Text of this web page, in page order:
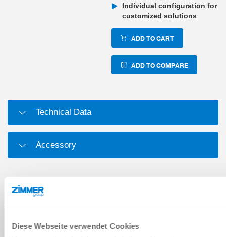
Diese Webseite verwendet Cookies
Individual configuration for
customized solutions
ADD TO CART
ADD TO COMPARE
Technical Data
Accessory
DOWNLOADS
PDF datasheet